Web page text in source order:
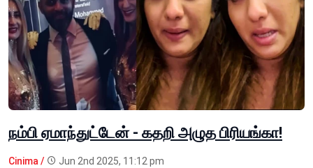
நம்பி ஏமாந்துட்டேன் - கதறி அழுத பிரியங்கா!
Cinima / Jun 2nd 2025, 11:12 pm